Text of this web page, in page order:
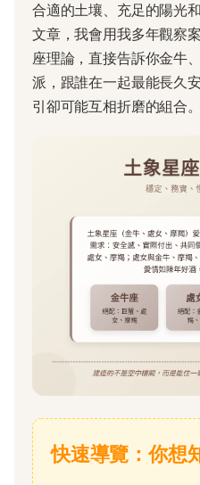
合適的土壤、充足的陽光
文章，我會用我多年觀察
座理論，直接告訴你金牛
派，跟誰在一起最能長久
引卻可能互相折磨的組合。
快速導覽：你想